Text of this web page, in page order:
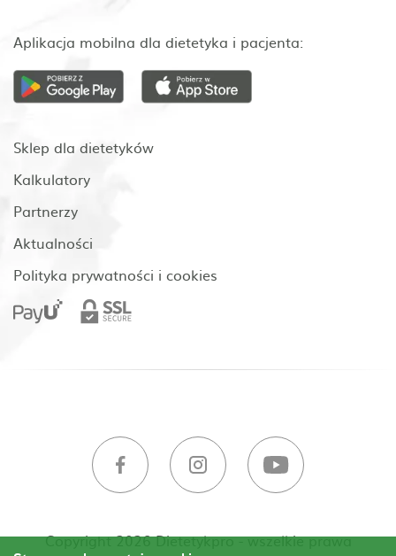
Aplikacja mobilna dla dietetyka i pacjenta:
Sklep dla dietetyków
Kalkulatory
Partnerzy
Aktualności
Polityka prywatności i cookies
Copyright 2026 Dietetykpro - wszelkie prawa